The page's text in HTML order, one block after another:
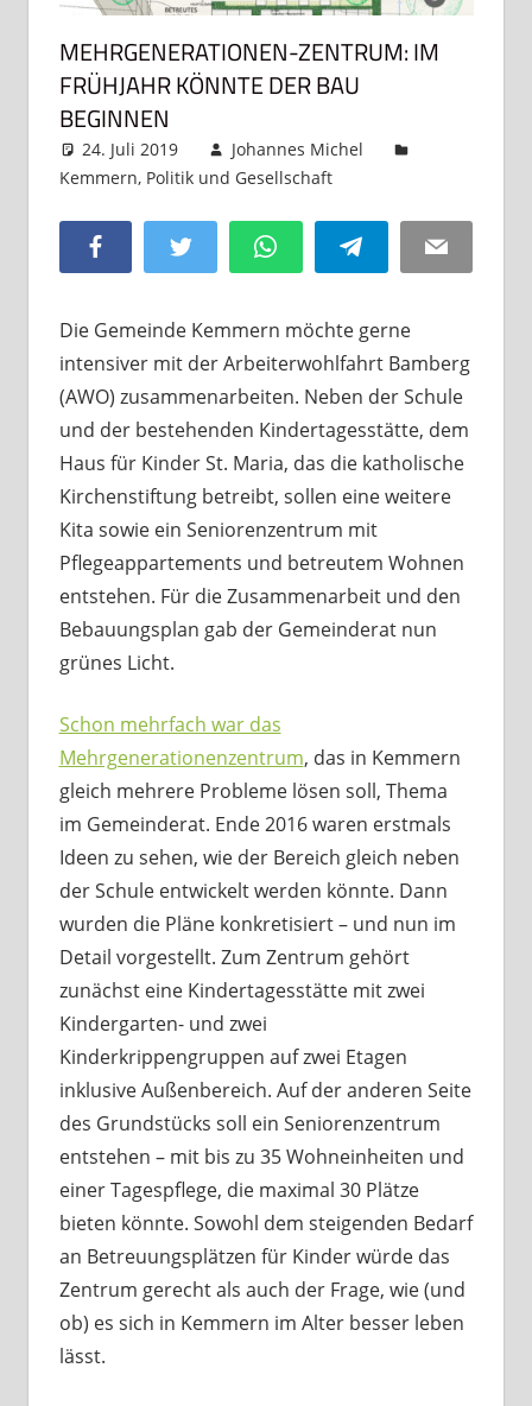
MEHRGENERATIONEN-ZENTRUM: IM
FRÜHJAHR KÖNNTE DER BAU
BEGINNEN
24. Juli 2019
Johannes Michel
Kemmern, Politik und Gesellschaft
Facebook Twitter WhatsAppTelegram Email
Die Gemeinde Kemmern möchte gerne
intensiver mit der Arbeiterwohlfahrt Bamberg
(AWO) zusammenarbeiten. Neben der Schule
und der bestehenden Kindertagesstätte, dem
Haus für Kinder St. Maria, das die katholische
Kirchenstiftung betreibt, sollen eine weitere
Kita sowie ein Seniorenzentrum mit
Pflegeappartements und betreutem Wohnen
entstehen. Für die Zusammenarbeit und den
Bebauungsplan gab der Gemeinderat nun
grünes Licht.
Schon mehrfach war das
Mehrgenerationenzentrum, das in Kemmern
gleich mehrere Probleme lösen soll, Thema
im Gemeinderat. Ende 2016 waren erstmals
Ideen zu sehen, wie der Bereich gleich neben
der Schule entwickelt werden könnte. Dann
wurden die Pläne konkretisiert – und nun im
Detail vorgestellt. Zum Zentrum gehört
zunächst eine Kindertagesstätte mit zwei
Kindergarten- und zwei
Kinderkrippengruppen auf zwei Etagen
inklusive Außenbereich. Auf der anderen Seite
des Grundstücks soll ein Seniorenzentrum
entstehen – mit bis zu 35 Wohneinheiten und
einer Tagespflege, die maximal 30 Plätze
bieten könnte. Sowohl dem steigenden Bedarf
an Betreuungsplätzen für Kinder würde das
Zentrum gerecht als auch der Frage, wie (und
ob) es sich in Kemmern im Alter besser leben
lässt.